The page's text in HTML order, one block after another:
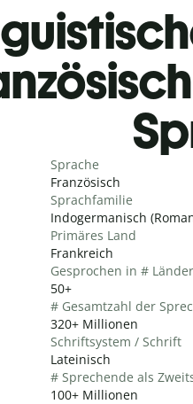
Sprache
Französisch
Sprachfamilie
Indogermanisch
Primäres Land
Frankreich
Gesprochen in #
50+
# Gesamtzahl der
320+ Millionen
Schriftsystem / Schrift
Lateinisch
# Sprechende als
100+ Millionen